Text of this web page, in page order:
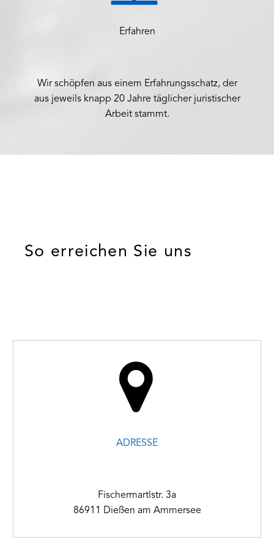
Erfahren
Wir schöpfen aus einem Erfahrungsschatz, der
aus jeweils knapp 20 Jahre täglicher juristischer
Arbeit stammt.
So erreichen Sie uns


ADRESSE
Fischermartlstr. 3a
86911 Dießen am Ammersee